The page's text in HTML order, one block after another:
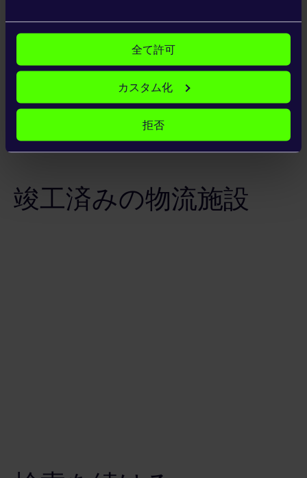
全て許可
カスタム化
拒否
アメニティ
竣工済みの物流施設